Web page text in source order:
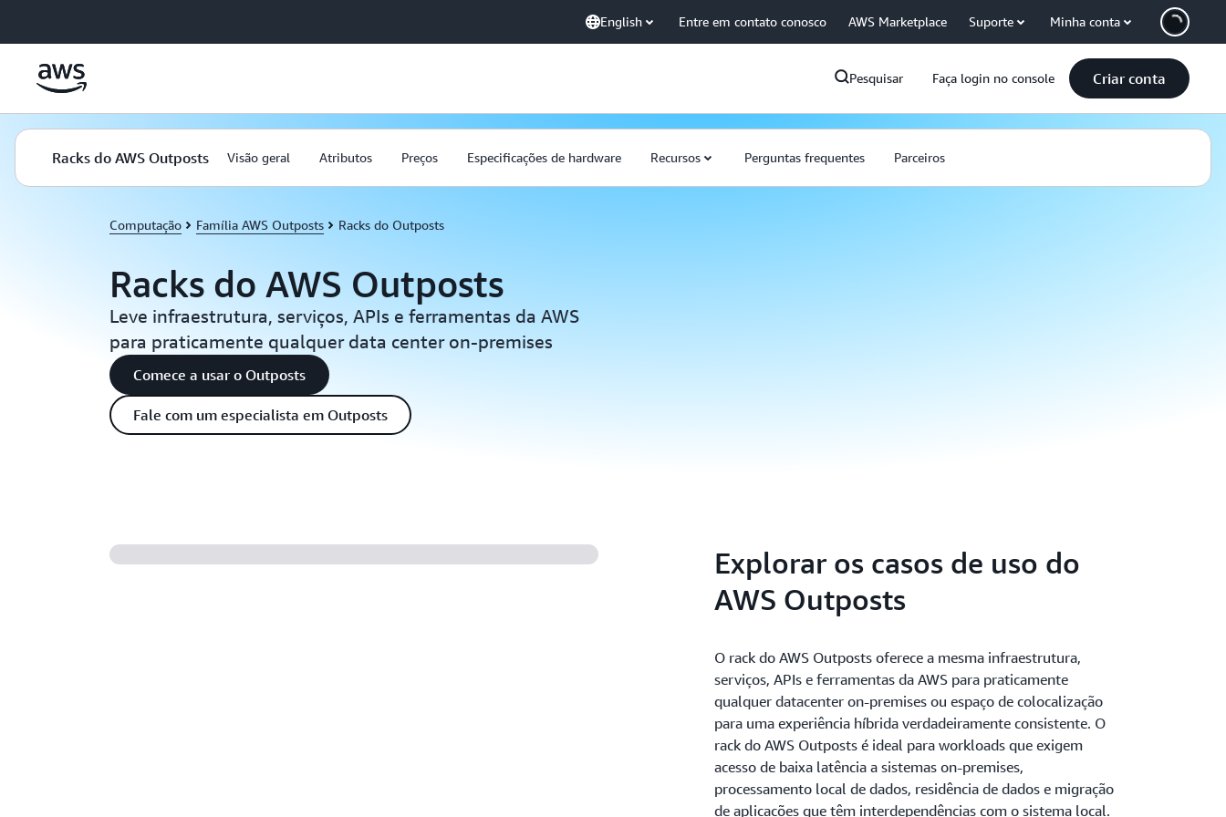
English Entre em contato conosco AWS Marketplace Suporte Minha conta
Pesquisar Faça login no console Criar conta
Racks do AWS Outposts Visão geral Atributos Preços Especificações de hardware Recursos Perguntas frequentes Parceiros
Computação Família AWS Outposts Racks do Outposts
Racks do AWS Outposts
Leve infraestrutura, serviços, APIs e ferramentas da AWS
para praticamente qualquer data center on-premises
Comece a usar o Outposts
Fale com um especialista em Outposts
Explorar os casos de uso do
AWS Outposts
O rack do AWS Outposts oferece a mesma infraestrutura,
serviços, APIs e ferramentas da AWS para praticamente
qualquer datacenter on-premises ou espaço de colocalização
para uma experiência híbrida verdadeiramente consistente. O
rack do AWS Outposts é ideal para workloads que exigem
acesso de baixa latência a sistemas on-premises,
processamento local de dados, residência de dados e migração
de aplicações que têm interdependências com o sistema local.